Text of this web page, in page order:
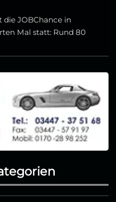
die JOBChance in
Mal statt: Rund 80